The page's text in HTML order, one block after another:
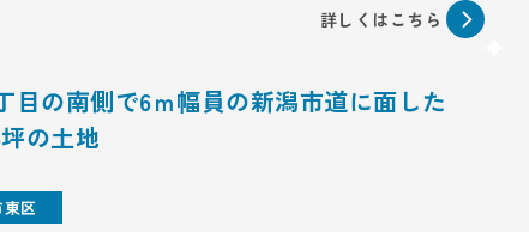
詳しくはこちら
目の南側で6ｍ幅員の新潟市道に面した
の土地
区